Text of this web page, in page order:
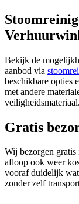
Bekijk de
aanbod via
beschikbare opties
met andere
veiligheidsmateriaal.
Gratis
Wij bezorgen gratis
afloop ook weer
vooraf duidelijk
zonder zelf